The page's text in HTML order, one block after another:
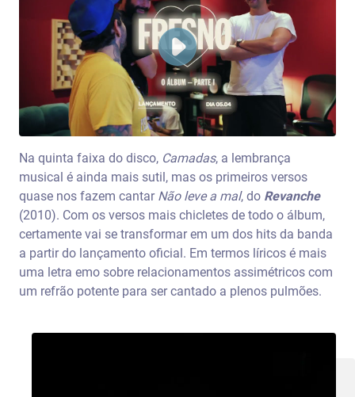
Na quinta faixa do disco, Camadas, a lembrança
musical é ainda mais sutil, mas os primeiros versos
quase nos fazem cantar Não leve a mal, do Revanche
(2010). Com os versos mais chicletes de todo o álbum,
certamente vai se transformar em um dos hits da banda
a partir do lançamento oficial. Em termos líricos é mais
uma letra emo sobre relacionamentos assimétricos com
um refrão potente para ser cantado a plenos pulmões.